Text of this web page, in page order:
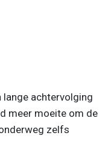
lange achtervolging
meer moeite om de
zelfs